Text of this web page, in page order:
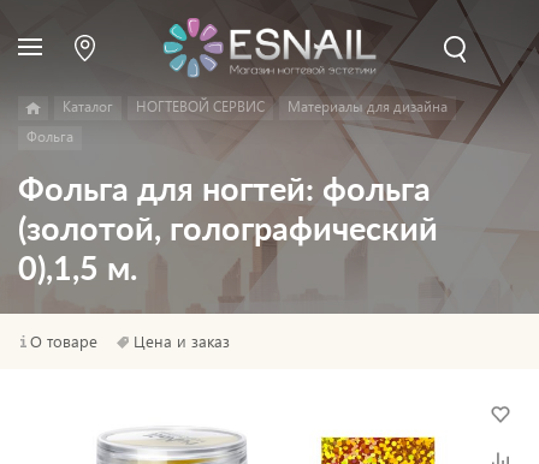
Каталог НОГТЕВОЙ СЕРВИС
Материалы для дизайна
Фольга
Фольга для ногтей: фольга
(золотой, голографический
0),1,5 м.
О товаре Цена и заказ